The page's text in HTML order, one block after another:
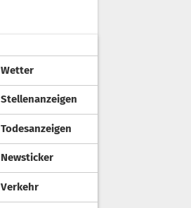
Wetter
Stellenanzeigen
Todesanzeigen
Newsticker
Verkehr